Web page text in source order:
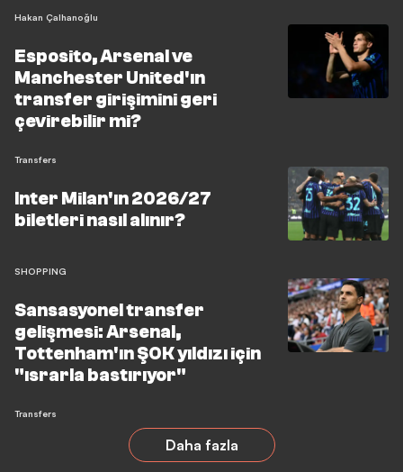
Hakan Çalhanoğlu
Esposito, Arsenal ve
Manchester United'ın
transfer girişimini geri
çevirebilir mi?
Transfers
Inter Milan'ın 2026/27
biletleri nasıl alınır?
SHOPPING
Sansasyonel transfer
gelişmesi: Arsenal,
Tottenham'ın ŞOK yıldızı için
"ısrarla bastırıyor"
Transfers
Daha fazla